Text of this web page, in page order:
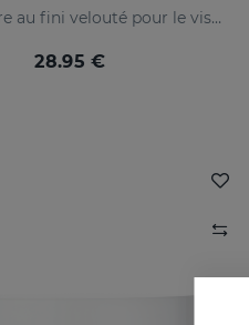
Écran solaire au fini velouté pour le visage
28.95 €